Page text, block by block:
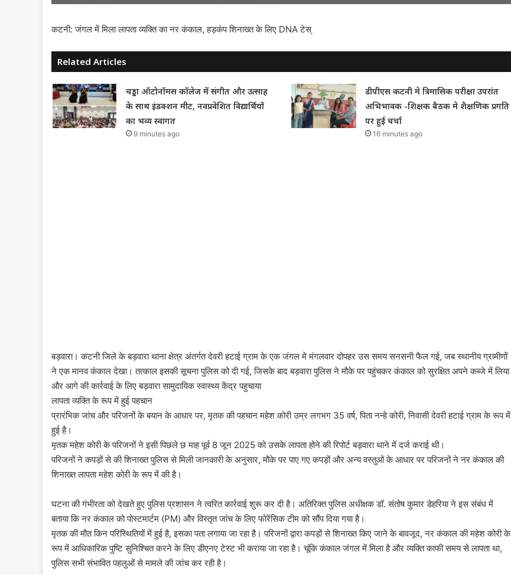
कटनी: जंगल में मिला लापता व्यक्ति का नर कंकाल, हड़कंप शिनाख्त के लिए DNA टेस्
Related Articles
चड्डा ऑटोनॉमस कॉलेज में संगीत और उत्साह
के साथ इंडक्शन मीट, नवप्रवेशित विद्यार्थियों
का भव्य स्वागत
9 minutes ago
डीपीएस कटनी मे त्रिमासिक परीक्षा उपरांत
अभिभावक -शिक्षक बैठक मे शैक्षणिक प्रगति
पर हुई चर्चा
16 minutes ago
​बड़वारा। कटनी जिले के बड़वारा थाना क्षेत्र अंतर्गत देवरी हटाई ग्राम के एक जंगल मे मंगलवार दोपहर उस समय सनसनी फैल गई, जब स्थानीय ग्रामीणों
ने एक मानव कंकाल देखा। तत्काल इसकी सूचना पुलिस को दी गई, जिसके बाद बड़वारा पुलिस ने मौके पर पहुंचकर कंकाल को सुरक्षित अपने कब्जे में लिया
और आगे की कार्रवाई के लिए बड़वारा सामुदायिक स्वास्थ्य केंद्र पहुचाया
​लापता व्यक्ति के रूप में हुई पहचान
​प्रारंभिक जांच और परिजनों के बयान के आधार पर, मृतक की पहचान महेश कोरी उम्र लगभग 35 वर्ष, पिता नन्हे कोरी, निवासी देवरी हटाई ग्राम के रूप में
हुई है।
​मृतक महेश कोरी के परिजनों ने इसी पिछले छ माह पूर्व 8 जून 2025 को उसके लापता होने की रिपोर्ट बड़वारा थाने में दर्ज कराई थी।
​परिजनों ने कपड़ों से की शिनाख्त पुलिस से मिली जानकारी के अनुसार, मौके पर पाए गए कपड़ों और अन्य वस्तुओं के आधार पर परिजनों ने नर कंकाल की
शिनाख्त लापता महेश कोरी के रूप में की है।
​घटना की गंभीरता को देखते हुए पुलिस प्रशासन ने त्वरित कार्रवाई शुरू कर दी है। ​अतिरिक्त पुलिस अधीक्षक डॉ. संतोष कुमार डेहरिया ने इस संबंध में
बताया कि नर कंकाल को पोस्टमार्टम (PM) और विस्तृत जांच के लिए फोरेंसिक टीम को सौंप दिया गया है।
​मृतक की मौत किन परिस्थितियों में हुई है, इसका पता लगाया जा रहा है। परिजनों द्वारा कपड़ों से शिनाख्त किए जाने के बावजूद, नर कंकाल की महेश कोरी के
रूप में आधिकारिक पुष्टि सुनिश्चित करने के लिए डीएनए टेस्ट भी कराया जा रहा है। ​चूंकि कंकाल जंगल में मिला है और व्यक्ति काफी समय से लापता था,
पुलिस सभी संभावित पहलुओं से मामले की जांच कर रही है।